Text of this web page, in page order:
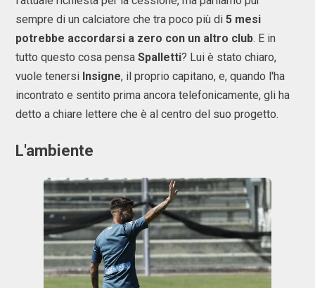
sempre di un calciatore che tra poco più di 5 mesi
potrebbe accordarsi a zero con un altro club. E in
tutto questo cosa pensa Spalletti? Lui è stato chiaro,
vuole tenersi Insigne, il proprio capitano, e, quando l'ha
incontrato e sentito prima ancora telefonicamente, gli ha
detto a chiare lettere che è al centro del suo progetto.
L'ambiente